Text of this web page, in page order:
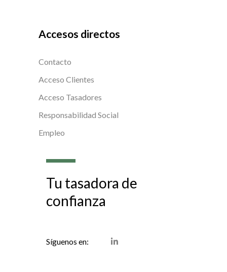
Accesos directos
Contacto
Acceso Clientes
Acceso Tasadores
Responsabilidad Social
Empleo
Tu tasadora de
confianza
Síguenos en: LinkedIn